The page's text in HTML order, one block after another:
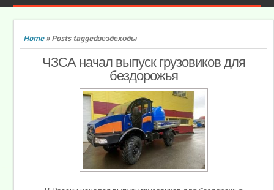
Home»Posts taggedвездеходы
ЧЗСА начал выпуск грузовиков для
бездорожья